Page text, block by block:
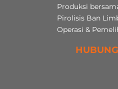
Produksi
Pirolisis Ban
Operasi &